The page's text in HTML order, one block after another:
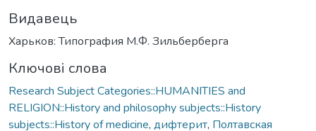
Видавець
Харьков: Типография М.Ф. Зильберберга
Ключові слова
Research Subject Categories::HUMANITIES and
RELIGION::History and philosophy subjects::History
subjects::History of medicine, дифтерит, Полтавская